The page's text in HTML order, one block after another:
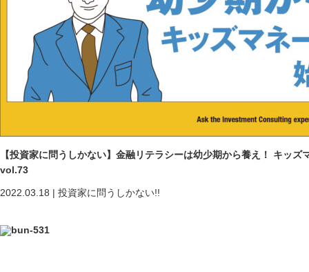
【投資家に問うしかない】金融リテラシーは幼少期から養え！ キッ
vol.73
2022.03.18 | 投資家に問うしかない!!